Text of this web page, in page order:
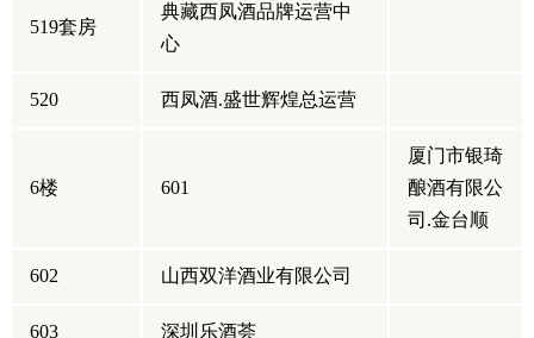
519套房
典藏西凤酒品牌运营中
心
520 西凤酒.盛世辉煌总运营
6楼 601
厦门市银琦
酿酒有限公
司.金台顺
602 山西双洋酒业有限公司
603 深圳乐酒荟